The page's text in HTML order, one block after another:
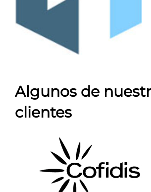
Algunos de
clientes